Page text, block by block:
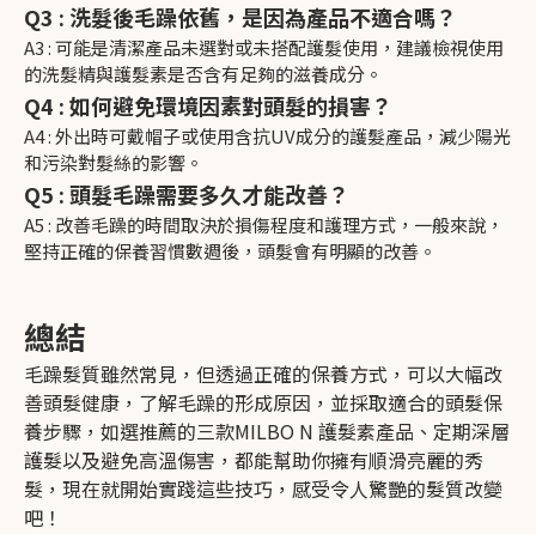
Q3 : 洗髮後毛躁依舊，是因為產品不適合嗎？
A3 : 可能是清潔產品未選對或未搭配護髮使用，建議檢視使用
的洗髮精與護髮素是否含有足夠的滋養成分。
Q4 : 如何避免環境因素對頭髮的損害？
A4 : 外出時可戴帽子或使用含抗UV成分的護髮產品，減少陽光
和污染對髮絲的影響。
Q5 : 頭髮毛躁需要多久才能改善？
A5 : 改善毛躁的時間取決於損傷程度和護理方式，一般來說，
堅持正確的保養習慣數週後，頭髮會有明顯的改善。
總結
毛躁髮質雖然常見，但透過正確的保養方式，可以大幅改
善頭髮健康，了解毛躁的形成原因，並採取適合的頭髮保
養步驟，如選推薦的三款MILBO N 護髮素產品、定期深層
護髮以及避免高溫傷害，都能幫助你擁有順滑亮麗的秀
髮，現在就開始實踐這些技巧，感受令人驚艷的髮質改變
吧！